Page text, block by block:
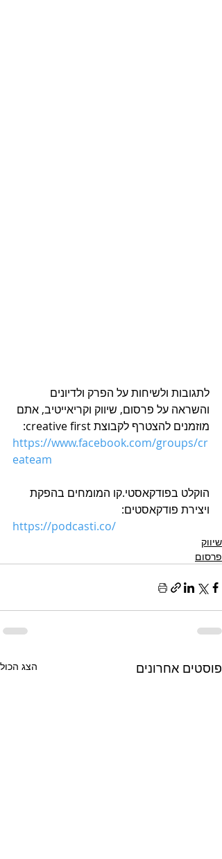
לתגובות ולשיחות על הפרק ולדיונים
והשראה על פרסום, שיווק וקריאייטיב, אתם
מוזמנים להצטרף לקבוצת creative first:
https://www.facebook.com/groups/cr
eateam
הוקלט בפודקאסטי.קו המומחים בהפקת
ויצירת פודקאסטים:
https://podcasti.co/
שיווק
פרסום
פוסטים אחרונים הצג הכול